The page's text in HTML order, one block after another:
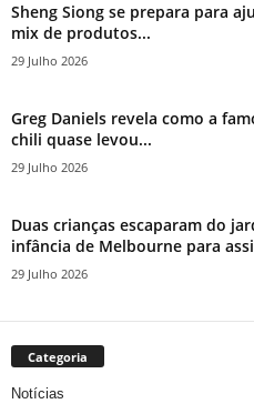
Sheng Siong se prepara para
mix de produtos...
29 Julho 2026
Greg Daniels revela como a
chili quase levou...
29 Julho 2026
Duas crianças escaparam do
infância de Melbourne para
29 Julho 2026
Categoria
Notícias